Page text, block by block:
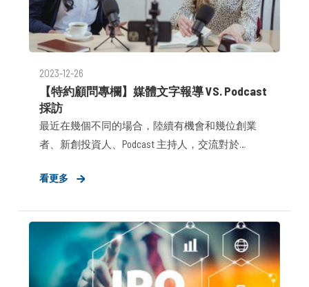
2023-12-26
【特約顧問專欄】媒體文字報導 VS. Podcast
採訪
最近在幾個不同的場合，陸續有機會和幾位創業
者、新創投資人、Podcast 主持人，交流對於
過往在媒體、新創、創投 PR 相關的工作經驗中，
用在往後規劃 PR 策略。
看更多